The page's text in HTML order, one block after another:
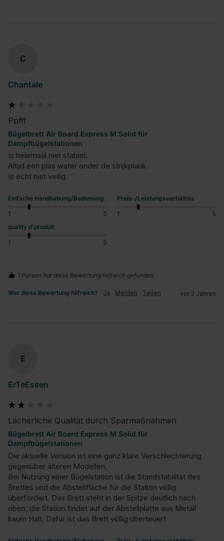
C
Chantale
Ppfff
Bügelbrett Air Board Express M Solid für
Dampfbügelstationen
Is helemaal niet stabiel.
Altijd een plas water onder de strijkplank.
Is echt niet veilig.
Einfache Handhabung/Bedienung
1 5
Preis-/Leistungsverhältnis
1
5
quality d'produit
1 5
1 Person hat diese Bewertung hilfreich gefunden.
War diese Bewertung hilfreich? Ja Melden Teilen vor 2 Jahren
E
ErTeEssen
Lächerliche Qualität durch Sparmaßnahmen
Bügelbrett Air Board Express M Solid für
Dampfbügelstationen
Die aktuelle Version ist eine ganz klare Verschlechterung
gegenüber älteren Modellen.
Bei Nutzung einer Bügelstation ist die Standstabilität des
Brettes und die Abstellfläche für die Station völlig
überfordert. Das Brett steht in der Spitze deutlich nach
oben, die Station findet auf der Abstellplatte aus Metall
kaum Halt. Dafür ist das Brett völlig überteuert